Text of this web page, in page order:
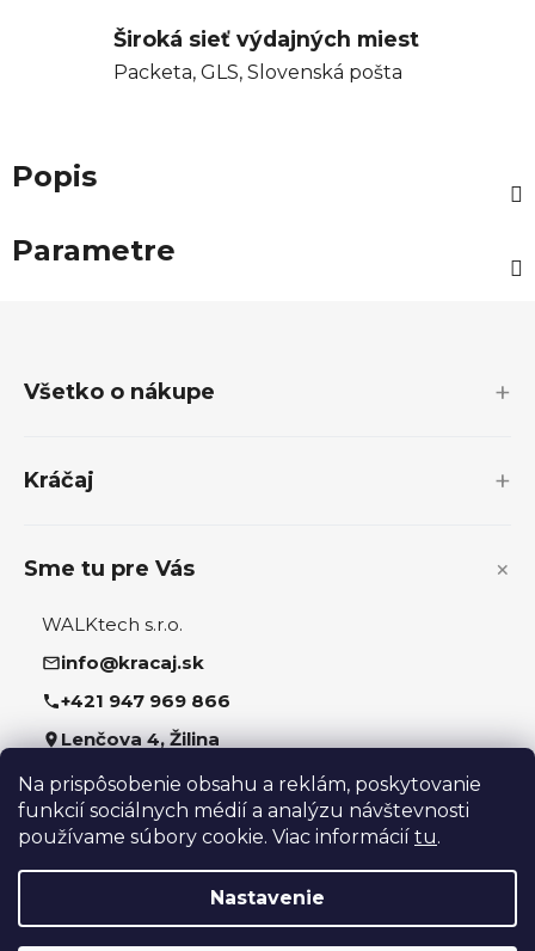
Na prispôsobenie obsahu a reklám, poskytovanie
funkcií sociálnych médií a analýzu návštevnosti
používame súbory cookie. Viac informácií tu.
Nastavenie
Široká sieť výdajných miest
Packeta, GLS, Slovenská pošta
Popis
Parametre
Všetko o nákupe
Kráčaj
Sme tu pre Vás
WALKtech s.r.o.
info@kracaj.sk
+421 947 969 866
Lenčova 4, Žilina
Sledujte nás